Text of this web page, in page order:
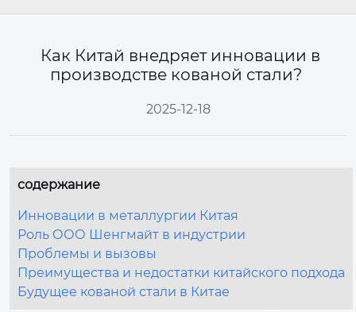
Как Китай внедряет инновации в
производстве кованой стали?
2025-12-18
содержание
Инновации в металлургии Китая
Роль ООО Шенгмайт в индустрии
Проблемы и вызовы
Преимущества и недостатки китайского подхода
Будущее кованой стали в Китае